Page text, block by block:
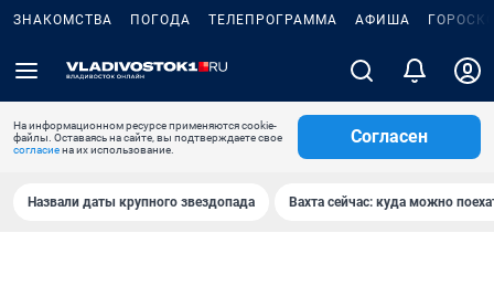
ЗНАКОМСТВА ПОГОДА ТЕЛЕПРОГРАММА АФИША
На информационном ресурсе применяются cookie-
файлы. Оставаясь на сайте, вы подтверждаете свое
согласиена их использование.
Согласен
Назвали даты крупного звездопада Вахта сейчас: куда можно